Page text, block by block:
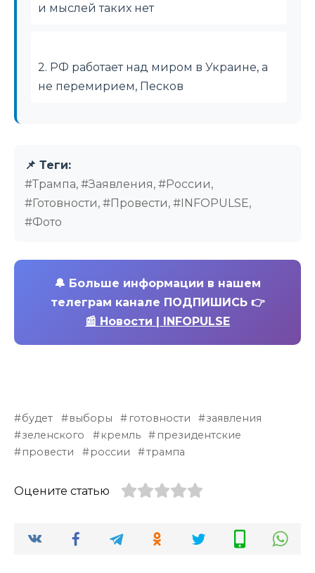
и мыслей таких нет
2. РФ работает над миром в Украине, а
не перемирием, Песков
📌 Теги:
#Трампа, #Заявления, #России,
#Готовности, #Провести, #INFOPULSE,
#Фото
🔔 Больше информации в нашем
телеграм канале ПОДПИШИСЬ 👉
📰 Новости | INFOPULSE
будет выборы готовности
заявления
зеленского
кремль
президентские
провести
россии трампа
Оцените статью